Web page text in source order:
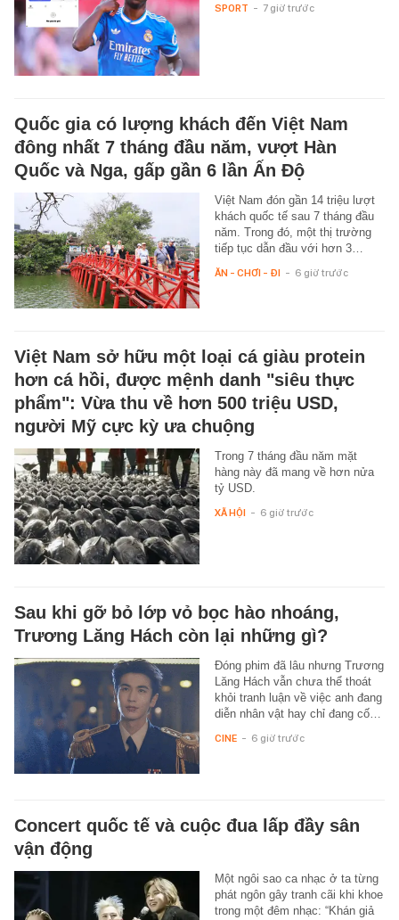
SPORT - 7 giờ trước
Quốc gia có lượng khách đến Việt Nam
đông nhất 7 tháng đầu năm, vượt Hàn
Quốc và Nga, gấp gần 6 lần Ấn Độ
Việt Nam đón gần 14 triệu lượt
khách quốc tế sau 7 tháng đầu
năm. Trong đó, một thị trường
tiếp tục dẫn đầu với hơn 3…
ĂN - CHƠI - ĐI - 6 giờ trước
Việt Nam sở hữu một loại cá giàu protein
hơn cá hồi, được mệnh danh "siêu thực
phẩm": Vừa thu về hơn 500 triệu USD,
người Mỹ cực kỳ ưa chuộng
Trong 7 tháng đầu năm mặt
hàng này đã mang về hơn nửa
tỷ USD.
XÃ HỘI - 6 giờ trước
Sau khi gỡ bỏ lớp vỏ bọc hào nhoáng,
Trương Lăng Hách còn lại những gì?
Đóng phim đã lâu nhưng Trương
Lăng Hách vẫn chưa thể thoát
khỏi tranh luận về việc anh đang
diễn nhân vật hay chỉ đang cố…
CINE - 6 giờ trước
Concert quốc tế và cuộc đua lấp đầy sân
vận động
Một ngôi sao ca nhạc ở ta từng
phát ngôn gây tranh cãi khi khoe
trong một đêm nhạc: “Khán giả